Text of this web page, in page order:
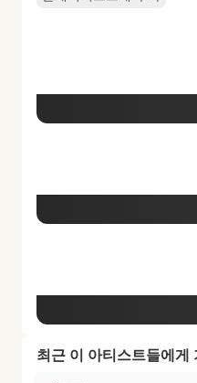
최근 이 아티스트들에게